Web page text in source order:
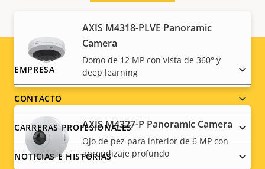
AXIS M4318-PLVE Panoramic
Camera
Domo de 12 MP con vista de 360° y
deep learning
AXIS M4327-P Panoramic Camera
Ojo de pez para interior de 6 MP con
aprendizaje profundo
Footer
menu
EMPRESA
CONTACTO
CARRERAS PROFESIONALES
NOTICIAS E HISTORIAS